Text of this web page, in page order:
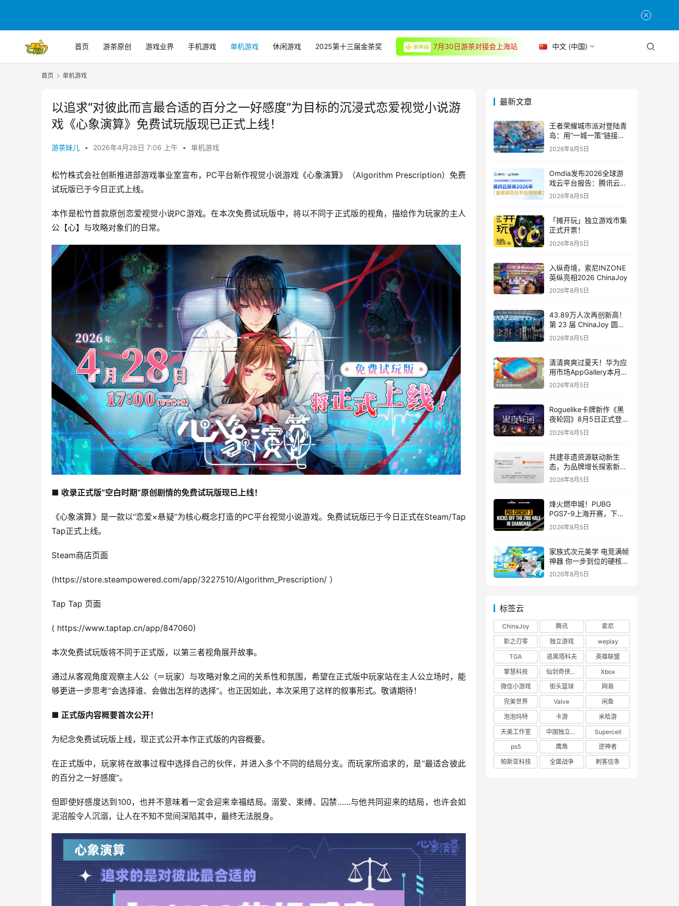
首页 游茶原创 游戏业界 手机游戏 单机游戏 休闲游戏 2025第十三届金茶奖 7月30日游茶对接会上海站 中文 (中国)
首页 单机游戏
以追求“对彼此而言最合适的百分之一好感度”为目标的沉浸式恋爱视觉小说游
戏《心象演算》免费试玩版现已正式上线！
游茶妹儿 • 2026年4月28日 7:06 上午 • 单机游戏
松竹株式会社创新推进部游戏事业室宣布，PC平台新作视觉小说游戏《心象演算》（Algorithm Prescription）免费
试玩版已于今日正式上线。
本作是松竹首款原创恋爱视觉小说PC游戏。在本次免费试玩版中，将以不同于正式版的视角，描绘作为玩家的主人
公【心】与攻略对象们的日常。
■ 收录正式版“空白时期”原创剧情的免费试玩版现已上线！
《心象演算》是一款以“恋爱×悬疑”为核心概念打造的PC平台视觉小说游戏。免费试玩版已于今日正式在Steam/Tap
Tap正式上线。
Steam商店页面
(https://store.steampowered.com/app/3227510/Algorithm_Prescription/ ）
Tap Tap 页面
( https://www.taptap.cn/app/847060)
本次免费试玩版将不同于正式版，以第三者视角展开故事。
通过从客观角度观察主人公（＝玩家）与攻略对象之间的关系性和氛围，希望在正式版中玩家站在主人公立场时，能
够更进一步思考“会选择谁、会做出怎样的选择”。也正因如此，本次采用了这样的叙事形式。敬请期待！
■ 正式版内容概要首次公开！
为纪念免费试玩版上线，现正式公开本作正式版的内容概要。
在正式版中，玩家将在故事过程中选择自己的伙伴，并进入多个不同的结局分支。而玩家所追求的，是“最适合彼此
的百分之一好感度”。
但即使好感度达到100，也并不意味着一定会迎来幸福结局。溺爱、束缚、囚禁……与他共同迎来的结局，也许会如
泥沼般令人沉溺，让人在不知不觉间深陷其中，最终无法脱身。
最新文章
王者荣耀城市派对登陆青
岛：用“一城一策”链接海
洋场景，以双向奔赴带动
夏日文旅
2026年8月5日
Omdia发布2026全球游
戏云平台报告：腾讯云连
续两年入选“领导者”象限
2026年8月5日
「摊开玩」独立游戏市集
正式开票！
2026年8月5日
入纵奇境，索尼INZONE
英纵亮相2026 ChinaJoy
2026年8月5日
43.89万人次再创新高！
第 23 届 ChinaJoy 圆满
落幕：感谢有你，共赴这
场“与 AI 同游”的盛夏之约
2026年8月5日
清清爽爽过夏天！华为应
用市场AppGallery本月最
佳上新，款款提升幸福感
2026年8月5日
Roguelike卡牌新作《黑
夜轮回》8月5日正式登陆
Steam，首发9折优惠开
2026年8月5日
共建非遗资源联动新生
态，为品牌增长探索新路
径
2026年8月5日
烽火燃申城！PUBG
PGS7-9上海开赛，下半
赛季正式打响！
2026年8月5日
家族式次元美学 电竞满帧
神器 你一步到位的硬核之
选
2026年8月5日
标签云
ChinaJoy 腾讯
索尼
影之刃零
独立游戏
weplay
TGA
逃离塔科夫
英雄联盟
掌慧科技
仙剑奇侠传四
Xbox
微信小游戏
街头篮球
网易
完美世界
Valve
闲鱼
泡泡玛特
卡游
米哈游
天美工作室
中国独立游戏联盟
Supercell
ps5
鹰角
逆神者
帕斯亚科技
全面战争 刺客信条